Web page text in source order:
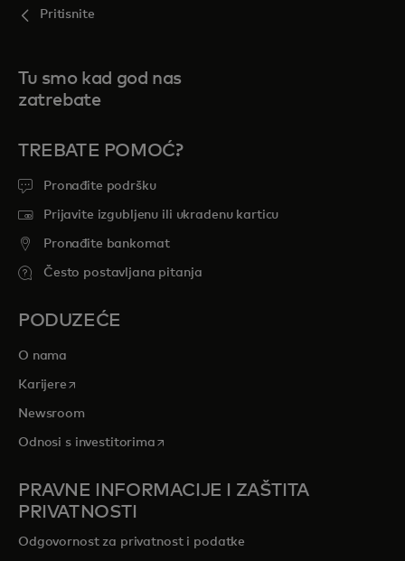
Pritisnite
Tu smo kad god nas
zatrebate
TREBATE POMOĆ?
Pronađite podršku
Prijavite izgubljenu ili ukradenu karticu
Pronađite bankomat
Često postavljana pitanja
PODUZEĆE
O nama
Karijereopens in a new tab
Newsroom
Odnosi s investitorimaopens in a new tab
PRAVNE INFORMACIJE I ZAŠTITA
PRIVATNOSTI
Odgovornost za privatnost i podatke